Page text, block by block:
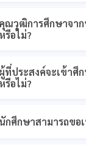
ณวุฒิการศึกษาจาก
รือไม่?
ที่ประสงค์จะเข้าศึ
รือไม่?
กศึกษาสามารถขอ